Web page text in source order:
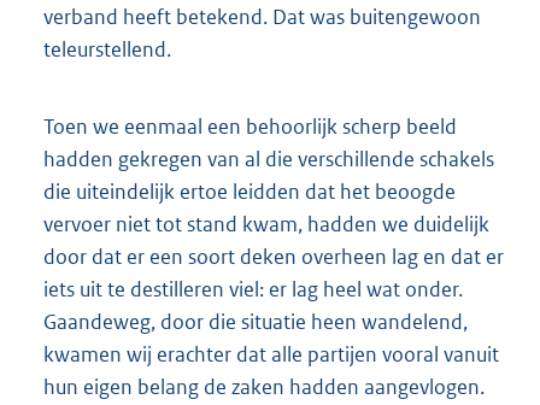
verband heeft betekend. Dat was buitengewoon
teleurstellend.
Toen we eenmaal een behoorlijk scherp beeld
hadden gekregen van al die verschillende schakels
die uiteindelijk ertoe leidden dat het beoogde
vervoer niet tot stand kwam, hadden we duidelijk
door dat er een soort deken overheen lag en dat er
iets uit te destilleren viel: er lag heel wat onder.
Gaandeweg, door die situatie heen wandelend,
kwamen wij erachter dat alle partijen vooral vanuit
hun eigen belang de zaken hadden aangevlogen.